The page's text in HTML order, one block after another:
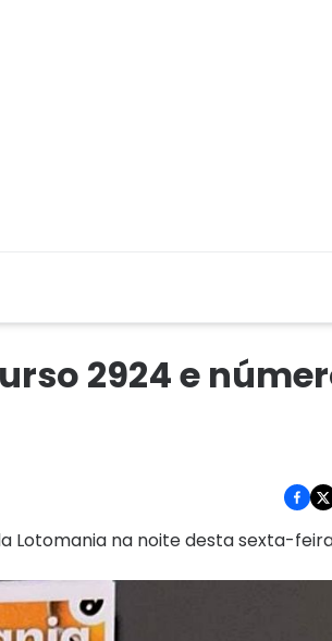
2924 e
Lotomania na noite desta sexta-